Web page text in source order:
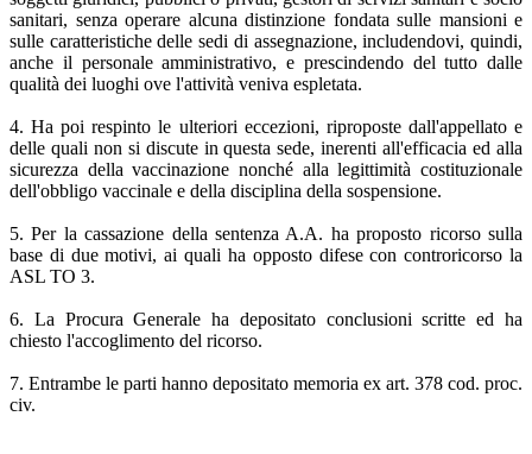
sanitari, senza operare alcuna distinzione fondata sulle mansioni e
sulle caratteristiche delle sedi di assegnazione, includendovi, quindi,
anche il personale amministrativo, e prescindendo del tutto dalle
qualità dei luoghi ove l'attività veniva espletata.
4. Ha poi respinto le ulteriori eccezioni, riproposte dall'appellato e
delle quali non si discute in questa sede, inerenti all'efficacia ed alla
sicurezza della vaccinazione nonché alla legittimità costituzionale
dell'obbligo vaccinale e della disciplina della sospensione.
5. Per la cassazione della sentenza A.A. ha proposto ricorso sulla
base di due motivi, ai quali ha opposto difese con controricorso la
ASL TO 3.
6. La Procura Generale ha depositato conclusioni scritte ed ha
chiesto l'accoglimento del ricorso.
7. Entrambe le parti hanno depositato memoria ex art. 378 cod. proc.
civ.